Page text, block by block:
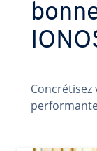
Concrétisez